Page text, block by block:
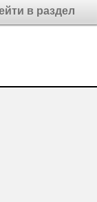
в раздел